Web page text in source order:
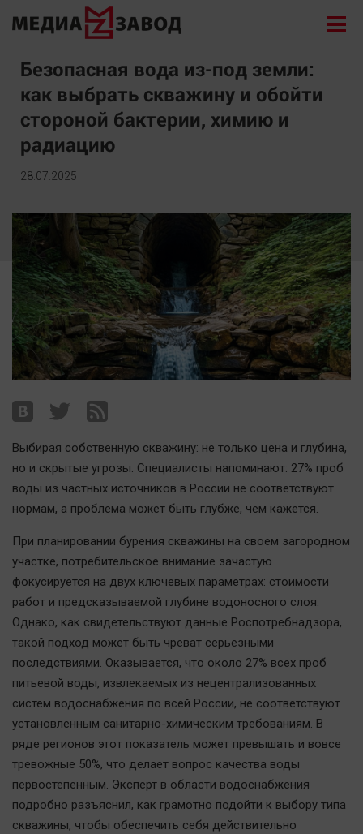
Новости
Экономика
Происшествия
Общество
Политика
Здоровье
Курилка
Поиск
Архив
Наша победа
Общество
Политика
Экономика
Происшествия
Здоровье
Курилка
Мнения
Спорт
Технологии
Отраслевые темы
Hедвижимость
Образование
XX век: криминальные уроки
Банки
Медиаграмотность
Безопасная вода из-под земли:
как выбрать скважину и обойти
стороной бактерии, химию и
радиацию
28.07.2025
Выбирая собственную скважину: не только цена и глубина,
но и скрытые угрозы. Специалисты напоминают: 27% проб
воды из частных источников в России не соответствуют
нормам, а проблема может быть глубже, чем кажется.
При планировании бурения скважины на своем загородном
участке, потребительское внимание зачастую
фокусируется на двух ключевых параметрах: стоимости
работ и предсказываемой глубине водоносного слоя.
Однако, как свидетельствуют данные Роспотребнадзора,
такой подход может быть чреват серьезными
последствиями. Оказывается, что около 27% всех проб
питьевой воды, извлекаемых из нецентрализованных
систем водоснабжения по всей России, не соответствуют
установленным санитарно-химическим требованиям. В
ряде регионов этот показатель может превышать и вовсе
тревожные 50%, что делает вопрос качества воды
первостепенным. Эксперт в области водоснабжения
подробно разъяснил, как грамотно подойти к выбору типа
скважины, чтобы обеспечить себя действительно